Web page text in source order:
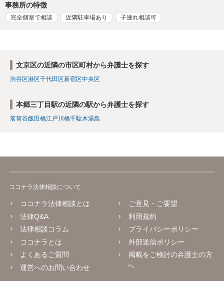
事務所の特徴
完全個室で相談 近隣駐車場あり 子連れ相談可
文京区の近隣の市区町村から弁護士を探す
渋谷区港区千代田区新宿区中央区
本郷三丁目駅の近隣の駅から弁護士を探す
茗荷谷飯田橋江戸川橋千駄木湯島
ココナラ法律相談について
ココナラ法律相談とは
法律Q&A
法律相談コラム
ココナラとは
よくあるご質問
運営へのお問い合わせ
ご意見・ご要望
利用規約
プライバシーポリシー
外部送信ポリシー
掲載をご検討の弁護士の方
へ